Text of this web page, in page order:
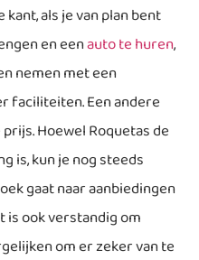
kant, als je van plan bent
en eenauto te huren,
nemen met een
faciliteiten. Een andere
Hoewel Roquetas de
is, kun je nog steeds
gaat naar aanbiedingen
is ook verstandig om
om er zeker van te